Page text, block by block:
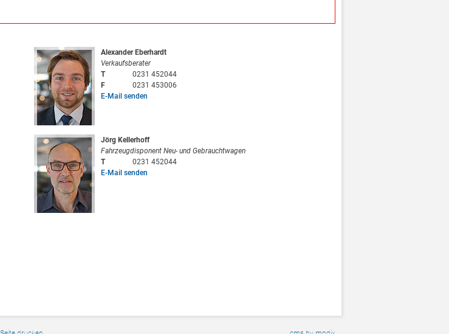
Alexander Eberhardt
Verkaufsberater
T
0231 452044
F
0231 453006
E-Mail senden
Jörg Kellerhoff
Fahrzeugdisponent Neu- und Gebrauchtwagen
T
0231 452044
E-Mail senden